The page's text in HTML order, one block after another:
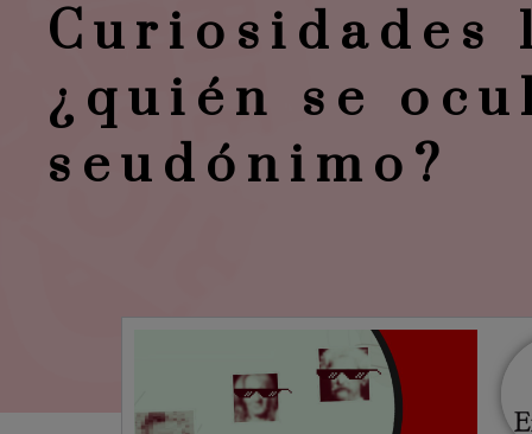
Curiosidades
¿quién se
seudónimo?